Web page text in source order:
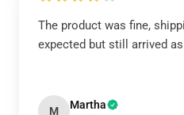
The product was fine,
expected but still arrived
M Martha